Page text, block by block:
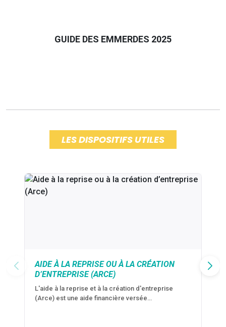
GUIDE DES EMMERDES 2025
LES DISPOSITIFS UTILES
AIDE À LA REPRISE OU À LA CRÉATION
D’ENTREPRISE (ARCE)
L'aide à la reprise et à la création d'entreprise
(Arce) est une aide financière versée…